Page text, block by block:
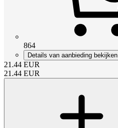
864
Details van aanbieding bekijken
21.44 EUR
21.44 EUR